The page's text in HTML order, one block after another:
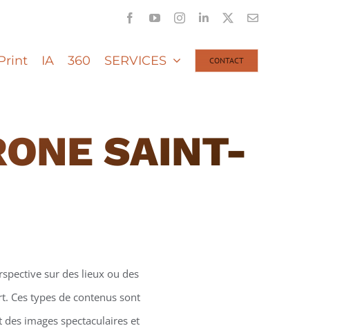
FacebookYouTubeInstagramLinkedIn Email
IA 360 SERVICES CONTACT
SAINT-
sur des lieux ou des
Ces types de contenus sont
images spectaculaires et